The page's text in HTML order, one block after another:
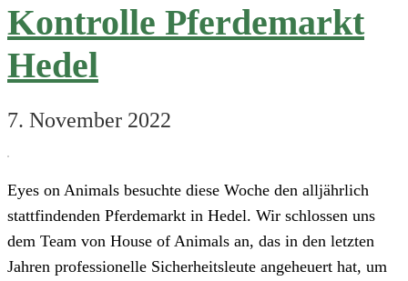
Kontrolle Pferdemarkt
Hedel
7. November 2022
Eyes on Animals besuchte diese Woche den alljährlich
stattfindenden Pferdemarkt in Hedel. Wir schlossen uns
dem Team von House of Animals an, das in den letzten
Jahren professionelle Sicherheitsleute angeheuert hat, um